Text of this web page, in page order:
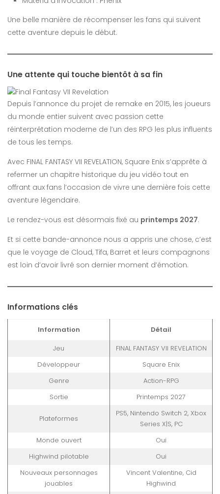
Une belle manière de récompenser les fans qui suivent
cette aventure depuis le début.
Une attente qui touche bientôt à sa fin
Depuis l’annonce du projet de remake en 2015, les joueurs
du monde entier suivent avec passion cette
réinterprétation moderne de l’un des RPG les plus influents
de tous les temps.
Avec FINAL FANTASY VII REVELATION, Square Enix s’apprête à
refermer un chapitre historique du jeu vidéo tout en
offrant aux fans l’occasion de vivre une dernière fois cette
aventure légendaire.
Le rendez-vous est désormais fixé au printemps 2027.
Et si cette bande-annonce nous a appris une chose, c’est
que le voyage de Cloud, Tifa, Barret et leurs compagnons
est loin d’avoir livré son dernier moment d’émotion.
Informations clés
Information
Détail
Jeu
FINAL FANTASY VII REVELATION
Développeur
Square Enix
Genre
Action-RPG
Sortie
Printemps 2027
Plateformes
PS5, Nintendo Switch 2, Xbox
Series X|S, PC
Monde ouvert
Oui
Highwind pilotable
Oui
Nouveaux personnages
jouables
Vincent Valentine, Cid
Highwind